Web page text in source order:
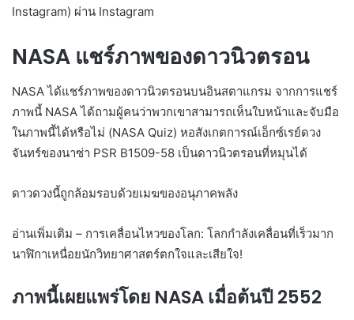
Instagram) ผ่าน Instagram
NASA แชร์ภาพของดาวนิวตรอน
NASA ได้แชร์ภาพของดาวนิวตรอนบนอินสตาแกรม จากการแชร์
ภาพนี้ NASA ได้ถามผู้คนว่าพวกเขาสามารถเห็นใบหน้าและจับมือ
ในภาพนี้ได้หรือไม่ (NASA Quiz) หอสังเกตการณ์เอ็กซ์เรย์ดวง
จันทร์ของนาซ่า PSR B1509-58 เป็นดาวนิวตรอนที่หมุนได้
ดาวดวงนี้ถูกล้อมรอบด้วยเมฆของอนุภาคพลัง
อ่านเพิ่มเติม – การเคลื่อนไหวของโลก: โลกกำลังเคลื่อนที่เร็วมาก
นาฬิกาเหนื่อยนักวิทยาศาสตร์ตกใจและเสียใจ!
ภาพนี้เผยแพร่โดย NASA เมื่อต้นปี 2552